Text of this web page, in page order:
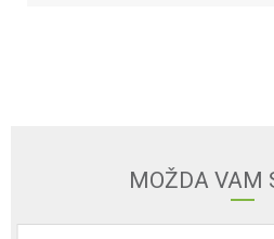
MOŽDA VAM